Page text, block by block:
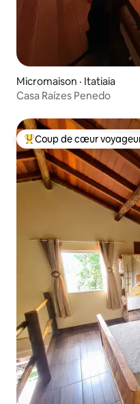
Micromaison · Itatiaia
Casa Raízes Penedo
Coup de cœur voyageurs
Coup de cœur